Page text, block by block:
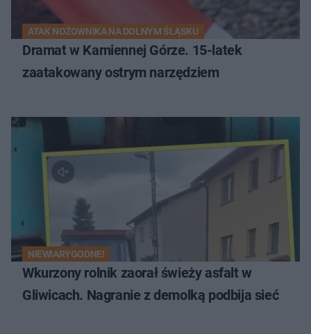
ATAK NOŻOWNIKA NA DOLNYM ŚLĄSKU
Dramat w Kamiennej Górze. 15-latek
zaatakowany ostrym narzędziem
NIEWIARYGODNE!
Wkurzony rolnik zaorał świeży asfalt w
Gliwicach. Nagranie z demolką podbija sieć